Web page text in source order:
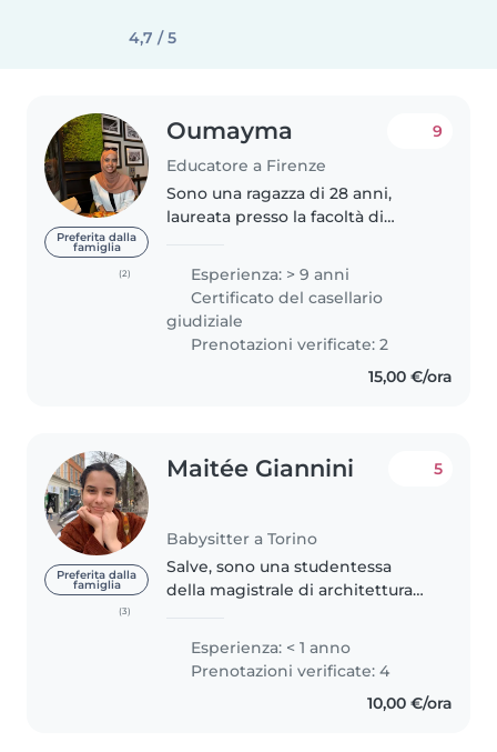
4,7 / 5
Preferita dalla
famiglia
(2)
Oumayma
Educatore a Firenze
9
Sono una ragazza di 28 anni,
laureata presso la facoltà di
fluentemente anche l'inglese, il
francese e l'arabo. Mi sono
sempre occupata di bambini...
Esperienza: > 9 anni
Certificato del casellario
giudiziale
Prenotazioni verificate: 2
15,00 €/ora
Preferita dalla
famiglia
(3)
Maitée Giannini
Babysitter a Torino
5
Salve, sono una studentessa
della magistrale di architettura
babysitter, soprattutto di bimbi
dai 4 agli 8 anni. Se c’è la..
Esperienza: < 1 anno
Prenotazioni verificate: 4
10,00 €/ora